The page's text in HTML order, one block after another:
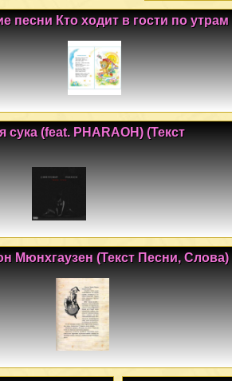
песни Кто ходит в гости по утрам
сука (feat. PHARAOH) (Текст
Мюнхгаузен (Текст Песни, Слова)